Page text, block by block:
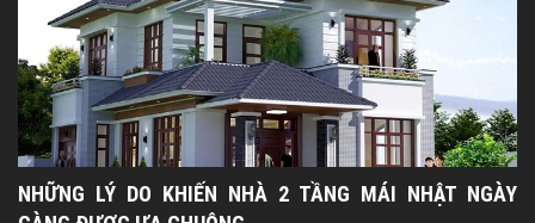
NHỮNG LÝ DO KHIẾN NHÀ 2 TẦNG MÁI NHẬT NGÀY